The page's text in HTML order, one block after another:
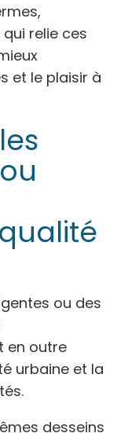
relie ces
et le plaisir à
ou des
en outre
urbaine et la
desseins